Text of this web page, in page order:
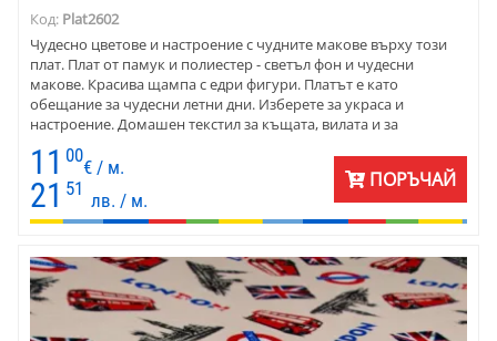
Код: Plat2602
Чудесно цветове и настроение с чудните макове върху този
плат. Плат от памук и полиестер - светъл фон и чудесни
макове. Красива щампа с едри фигури. Платът е като
обещание за чудесни летни дни. Изберете за украса и
настроение. Домашен текстил за къщата, вилата и за
заведение. Платът е подходящ за пердета, покривки, карета и
тишлайфери, калъфки за декоративни възглавници.
Комбинирайте с едноцветни ярки петна в червено и зелено.
Цветовете са прекрасно съчетани с фигурите на щампата.
Комбинирайте смело с класическо обзавеждане от масив и
11 00
€ / м.
21 51
лв. / м.
ПОРЪЧАЙ